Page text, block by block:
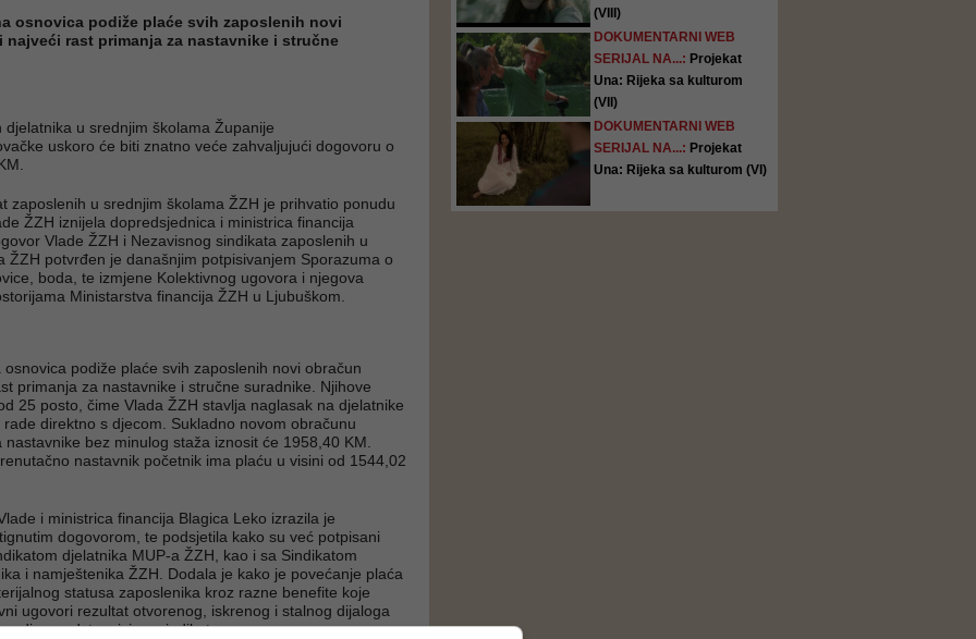
osnovica podiže plaće svih zaposlenih novi
rast primanja za nastavnike i stručne
djelatnika u srednjim školama Županije
uskoro će biti znatno veće zahvaljujući dogovoru o
zaposlenih u srednjim školama ŽZH je prihvatio ponudu
ŽZH iznijela dopredsjednica i ministrica financija
Vlade ŽZH i Nezavisnog sindikata zaposlenih u
ŽZH potvrđen je današnjim potpisivanjem Sporazuma o
boda, te izmjene Kolektivnog ugovora i njegova
Ministarstva financija ŽZH u Ljubuškom.
podiže plaće svih zaposlenih novi obračun
primanja za nastavnike i stručne suradnike. Njihove
25 posto, čime Vlada ŽZH stavlja naglasak na djelatnike
direktno s djecom. Sukladno novom obračunu
nastavnike bez minulog staža iznosit će 1958,40 KM.
nastavnik početnik ima plaću u visini od 1544,02
i ministrica financija Blagica Leko izrazila je
dogovorom, te podsjetila kako su već potpisani
djelatnika MUP-a ŽZH, kao i sa Sindikatom
i namještenika ŽZH. Dodala je kako je povećanje plaća
statusa zaposlenika kroz razne benefite koje
ugovori rezultat otvorenog, iskrenog i stalnog dijaloga
s predstavnicima sindikata.
(VIII)
DOKUMENTARNI WEB
SERIJAL NA...: Projekat
Una: Rijeka sa kulturom
(VII)
DOKUMENTARNI WEB
SERIJAL NA...: Projekat
Una: Rijeka sa kulturom (VI)